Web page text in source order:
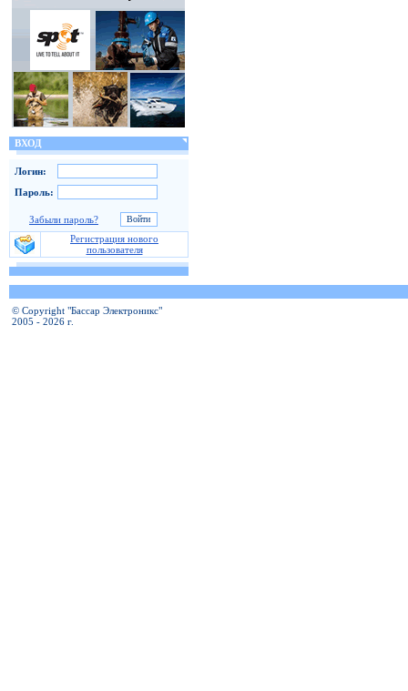
ВХОД
Логин:
Пароль:
Забыли пароль?
Регистрация нового
пользователя
© Copyright "Бассар Электроникс"
2005 - 2026 г.